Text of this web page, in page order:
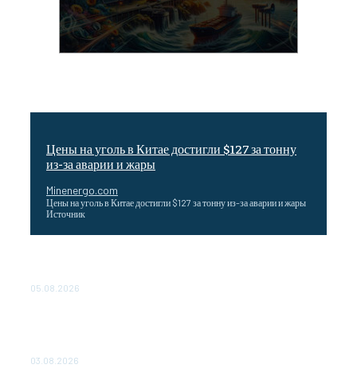
Цены на уголь в Китае достигли $127 за тонну
из-за аварии и жары
Minenergo.com
Цены на уголь в Китае достигли $127 за тонну из-за аварии и жары
Источник
05.08.2026
03.08.2026